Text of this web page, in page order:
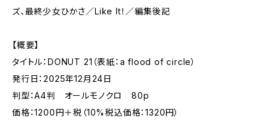
ズ、最終少女ひかさ／Like It！／編集後記
【概要】
タイトル：DONUT 21（表紙：a flood of circle）
発行日：2025年12月24日
判型：A4判 オールモノクロ 80p
価格：1200円＋税（10%税込価格：1320円）